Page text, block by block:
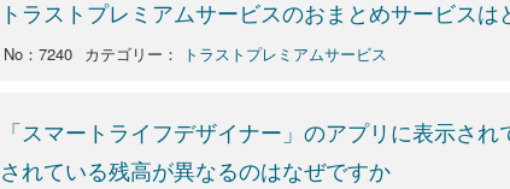
トラストプレミアムサービスのおまとめサービス
No：7240 カテゴリー： トラストプレミアムサービス
「スマートライフデザイナー」のアプリに表示さ
されている残高が異なるのはなぜですか